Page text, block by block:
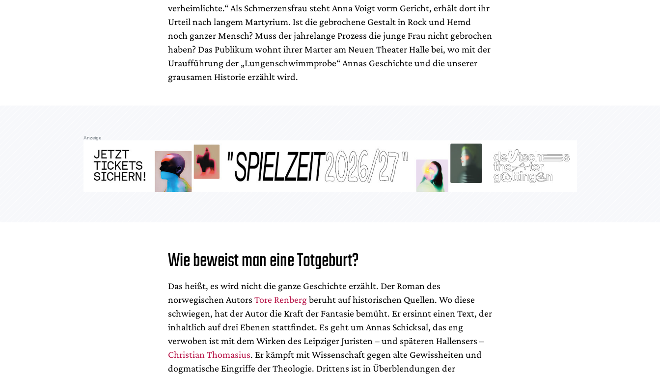
verheimlichte.“ Als Schmerzensfrau steht Anna Voigt vorm Gericht, erhält dort ihr
Urteil nach langem Martyrium. Ist die gebrochene Gestalt in Rock und Hemd
noch ganzer Mensch? Muss der jahrelange Prozess die junge Frau nicht gebrochen
haben? Das Publikum wohnt ihrer Marter am Neuen Theater Halle bei, wo mit der
Uraufführung der „Lungenschwimmprobe“ Annas Geschichte und die unserer
grausamen Historie erzählt wird.
Anzeige
Wie beweist man eine Totgeburt?
Das heißt, es wird nicht die ganze Geschichte erzählt. Der Roman des
norwegischen Autors Tore Renbergberuht auf historischen Quellen. Wo diese
schwiegen, hat der Autor die Kraft der Fantasie bemüht. Er ersinnt einen Text, der
inhaltlich auf drei Ebenen stattfindet. Es geht um Annas Schicksal, das eng
verwoben ist mit dem Wirken des Leipziger Juristen – und späteren Hallensers –
Christian Thomasius. Er kämpft mit Wissenschaft gegen alte Gewissheiten und
dogmatische Eingriffe der Theologie. Drittens ist in Überblendungen der